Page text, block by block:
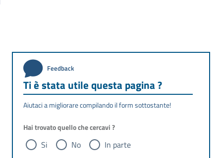
Feedback
Ti è stata utile questa pagina ?
Aiutaci a migliorare compilando il form sottostante!
Hai trovato quello che cercavi ?
Si No In parte